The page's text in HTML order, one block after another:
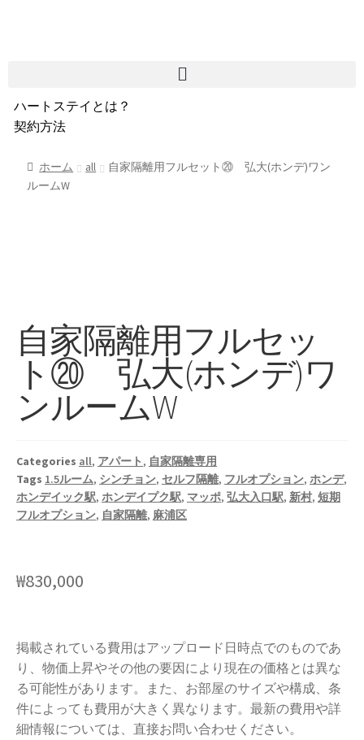
ハートステイとは？
契約方法
サービス費用
よくある質問
ホーム all
自家隔離用フルセット⑳ 弘大(ホンデ)ワン
ルームW
自家隔離用フルセッ
ト⑳ 弘大(ホンデ)ワ
ンルームW
Categories all, アパート , 自家隔離専用
Tags 1.5ルーム, シンチョン, セルフ隔離, フルオプション, ホンデ,
ホンデイック駅, ホンデイプク駅, マッポ, 弘大入口駅, 新村, 短期
フルオプション, 自家隔離, 麻浦区
₩830,000
掲載されている費用はアップロード日時点でのものであ
り、物価上昇やその他の要因により現在の価格とは異な
る可能性があります。また、お部屋のサイズや構成、条
件によっても費用が大きく異なります。最新の費用や詳
細情報については、直接お問い合わせください。